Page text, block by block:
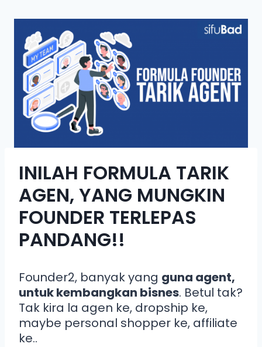
INILAH FORMULA TARIK
AGEN, YANG MUNGKIN
FOUNDER TERLEPAS
PANDANG!!
Founder2, banyak yang guna agent,
untuk kembangkan bisnes. Betul tak?
Tak kira la agen ke, dropship ke,
maybe personal shopper ke, affiliate
ke..